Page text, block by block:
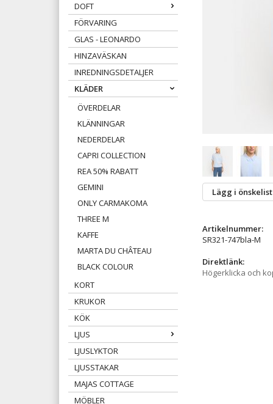
DOFT
FÖRVARING
GLAS - LEONARDO
HINZAVÄSKAN
INREDNINGSDETALJER
KLÄDER
ÖVERDELAR
KLÄNNINGAR
NEDERDELAR
CAPRI COLLECTION
REA 50% RABATT
GEMINI
ONLY CARMAKOMA
THREE M
KAFFE
MARTA DU CHÂTEAU
BLACK COLOUR
KORT
KRUKOR
KÖK
LJUS
LJUSLYKTOR
LJUSSTAKAR
MAJAS COTTAGE
MÖBLER
Lägg i
Artikelnummer:
SR321-747bla-M
Direktlänk:
Högerklicka och